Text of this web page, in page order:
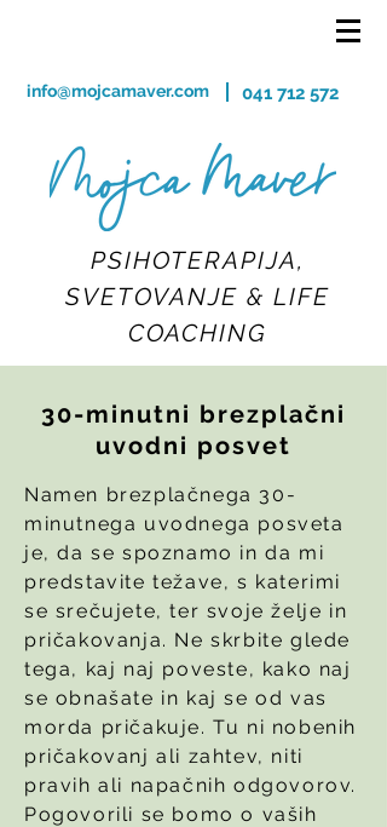
info@mojcamaver.com 041 712 572
PSIHOTERAPIJA,
SVETOVANJE & LIFE
COACHING
30-minutni brezplačni
uvodni posvet
Namen brezplačnega 30-
minutnega uvodnega posveta
je, da se spoznamo in da mi
predstavite težave, s katerimi
se srečujete, ter svoje želje in
pričakovanja. Ne skrbite glede
tega, kaj naj poveste, kako naj
se obnašate in kaj se od vas
morda pričakuje. Tu ni nobenih
pričakovanj ali zahtev, niti
pravih ali napačnih odgovorov.
Pogovorili se bomo o vaših